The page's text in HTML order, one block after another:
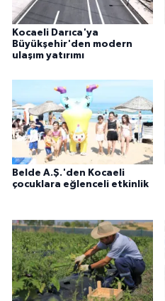
Kocaeli Darıca'ya
Büyükşehir'den modern
ulaşım yatırımı
Belde A.Ş.'den Kocaeli
çocuklara eğlenceli etkinlik